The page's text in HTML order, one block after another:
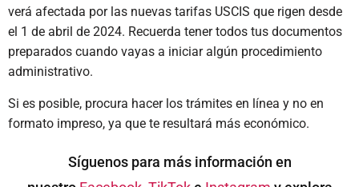
verá afectada por las nuevas tarifas USCIS que rigen desde
el 1 de abril de 2024. Recuerda tener todos tus documentos
preparados cuando vayas a iniciar algún procedimiento
administrativo.
Si es posible, procura hacer los trámites en línea y no en
formato impreso, ya que te resultará más económico.
Síguenos para más información en